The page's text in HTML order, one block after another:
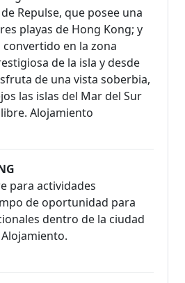
Repulse, que posee una
playas de Hong Kong; y
convertido en la zona
de la isla y desde
de una vista soberbia,
las islas del Mar del Sur
Alojamiento
para actividades
de oportunidad para
dentro de la ciudad